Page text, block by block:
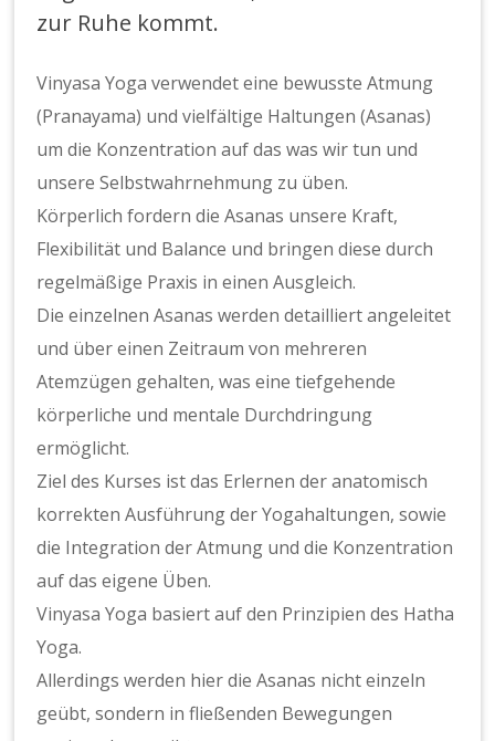
mit
zur Ruhe kommt.
Vinyasa Yoga verwendet eine bewusste Atmung
(Pranayama) und vielfältige Haltungen (Asanas)
um die Konzentration auf das was wir tun und
unsere Selbstwahrnehmung zu üben.
Körperlich fordern die Asanas unsere Kraft,
Flexibilität und Balance und bringen diese durch
regelmäßige Praxis in einen Ausgleich.
Die einzelnen Asanas werden detailliert angeleitet
und über einen Zeitraum von mehreren
Atemzügen gehalten, was eine tiefgehende
körperliche und mentale Durchdringung
ermöglicht.
Ziel des Kurses ist das Erlernen der anatomisch
korrekten Ausführung der Yogahaltungen, sowie
die Integration der Atmung und die Konzentration
auf das eigene Üben.
Vinyasa Yoga basiert auf den Prinzipien des Hatha
Yoga.
Allerdings werden hier die Asanas nicht einzeln
geübt, sondern in fließenden Bewegungen